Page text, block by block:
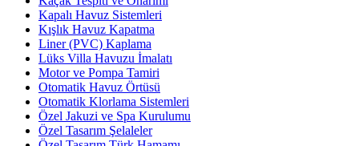
Kapalı Havuz Sistemleri
Kışlık Havuz Kapatma
Liner (PVC) Kaplama
Lüks Villa Havuzu İmalatı
Motor ve Pompa Tamiri
Otomatik Havuz Örtüsü
Otomatik Klorlama Sistemleri
Özel Jakuzi ve Spa Kurulumu
Özel Tasarım Şelaleler